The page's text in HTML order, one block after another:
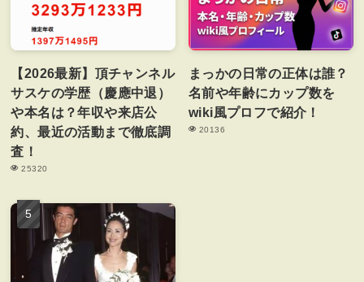
【2026最新】頂チャンネル
サスケの学歴（慶應中退）
や本名は？年収や来店公
約、最近の活動まで徹底調
査！
25320
まっかの日常の正体は誰？
名前や年齢にカップ数を
wiki風プロフで紹介！
20136